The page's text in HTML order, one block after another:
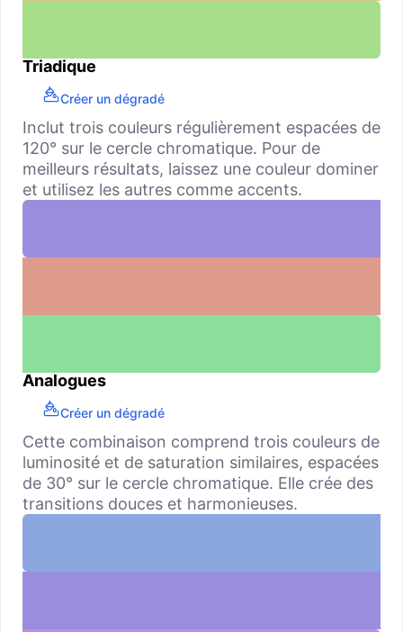
Triadique
Créer un dégradé
Inclut trois couleurs régulièrement espacées de
120° sur le cercle chromatique. Pour de
meilleurs résultats, laissez une couleur dominer
et utilisez les autres comme accents.
Analogues
Créer un dégradé
Cette combinaison comprend trois couleurs de
luminosité et de saturation similaires, espacées
de 30° sur le cercle chromatique. Elle crée des
transitions douces et harmonieuses.